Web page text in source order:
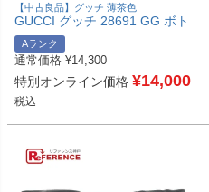
【中古良品】グッチ 薄茶色
GUCCI グッチ 28691 GG ボト
ルホルダー ペットボトル入れ
巾着 ポーチ GGキャンバス/レ
ザー ユニセックス ベージュ
【中古】
Aランク
通常価格 ¥14,300
特別オンライン価格 ¥14,000
税込